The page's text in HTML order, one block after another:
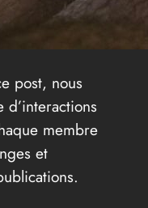
post, nous
membre
et